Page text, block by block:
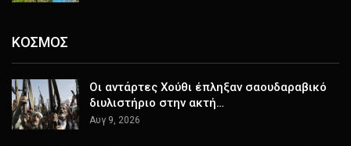
ΚΟΣΜΟΣ
Οι αντάρτες Χούθι έπληξαν σαουδαραβικό
διυλιστήριο στην ακτή…
Αυγ 9, 2026